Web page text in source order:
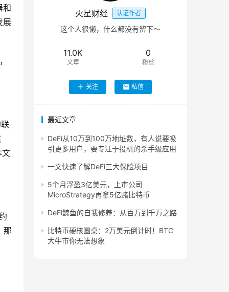
和
展
文
那
火星财经 认证作者
这个人很懒，什么都没有留下～
11.0K
文章
0
粉丝
关注 私信
最近文章
DeFi从10万到100万地址数，有人说要吸
引更多用户，要专注于投机的杀手级应用
一文快速了解DeFi三大保险项目
5个月浮盈3亿美元，上市公司
MicroStrategy再拿5亿赌比特币
DeFi鲸鱼的自我修养：从百万到千万之路
比特币硬核圆桌：2万美元倒计时！BTC
大牛市你无法想象